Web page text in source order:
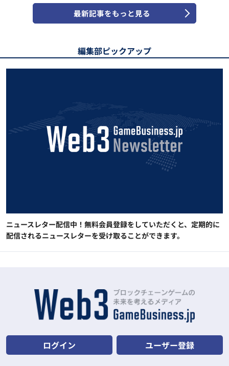
最新記事をもっと見る
編集部ピックアップ
ニュースレター配信中！無料会員登録をしていただくと、定期的に
配信されるニュースレターを受け取ることができます。
ログイン ユーザー登録